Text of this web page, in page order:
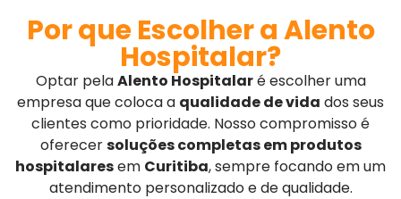
Por que Escolher a Alento
Hospitalar?
Optar pelaAlento Hospitalaré escolher uma
empresa que coloca a qualidade de vida dos seus
clientes como prioridade. Nosso compromisso é
oferecersoluções completas em produtos
hospitalaresem Curitiba, sempre focando em um
atendimento personalizado e de qualidade.